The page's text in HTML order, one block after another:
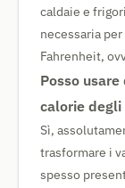
caldaie e
necessaria
Fahrenheit,
Posso
calorie
Sì,
trasformare i
spesso